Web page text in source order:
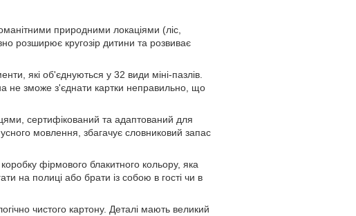
природними локаціями (ліс,
розширює кругозір дитини та розвиває
які об'єднуються у 32 види міні-пазлів.
не зможе з'єднати картки неправильно, що
сертифікований та адаптований для
мовлення, збагачує словниковий запас
фірмового блакитного кольору, яка
на полиці або брати із собою в гості чи в
чистого картону. Деталі мають великий